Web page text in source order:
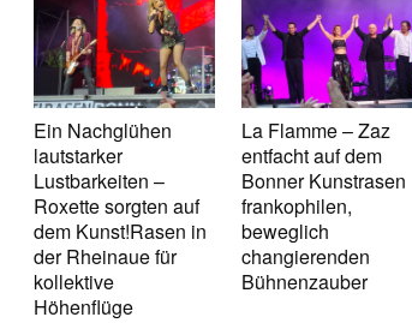
Ein Nachglühen
lautstarker
Lustbarkeiten –
Roxette sorgten auf
dem Kunst!Rasen in
der Rheinaue für
kollektive
Höhenflüge
La Flamme – Zaz
entfacht auf dem
Bonner Kunstrasen
frankophilen,
beweglich
changierenden
Bühnenzauber